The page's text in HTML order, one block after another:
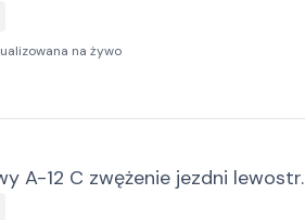
na żywo
A-12 C zwężenie jezdni lewostr.